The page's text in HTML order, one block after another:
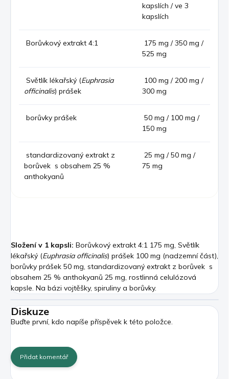
kapslích / ve 3
kapslích
Borůvkový extrakt 4:1
175 mg / 350 mg /
525 mg
Světlík lékařský (Euphrasia
officinalis) prášek
100 mg / 200 mg /
300 mg
borůvky prášek
50 mg / 100 mg /
150 mg
standardizovaný extrakt z
borůvek s obsahem 25 %
anthokyanů
25 mg / 50 mg /
75 mg
Složení v 1 kapsli: Borůvkový extrakt 4:1 175 mg, Světlík
lékařský (Euphrasia officinalis) prášek 100 mg (nadzemní část),
borůvky prášek 50 mg, standardizovaný extrakt z borůvek s
obsahem 25 % anthokyanů 25 mg, rostlinná celulózová
kapsle. Na bázi vojtěšky, spiruliny a borůvky.
Diskuze
Buďte první, kdo napíše příspěvek k této položce.
Přidat komentář